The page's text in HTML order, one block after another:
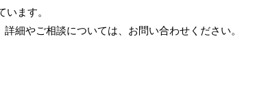
ます。
細やご相談については、お問い合わせください。